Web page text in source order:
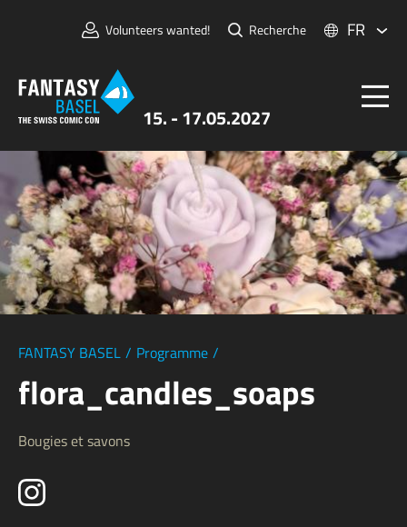
15. - 17.05.2027
Volunteers wanted! Recherche FR
Billets
FANTASY BASEL
Informations
Pour Exposants
Presse et Médias
FANTASY BASEL / Programme /
flora_candles_soaps
Bougies et savons